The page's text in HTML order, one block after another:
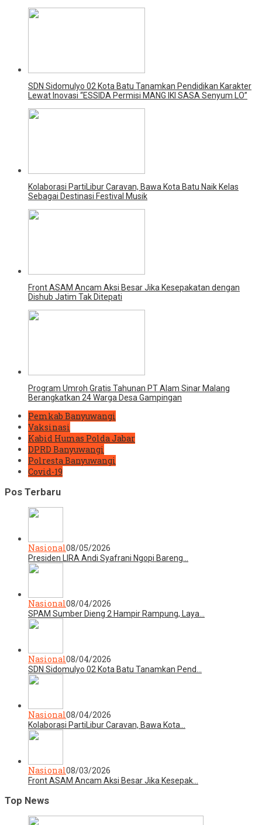
SDN Sidomulyo 02 Kota Batu Tanamkan Pendidikan Karakter
Lewat Inovasi “ESSIDA Permisi MANG IKI SASA Senyum LO”
Kolaborasi PartiLibur Caravan, Bawa Kota Batu Naik Kelas
Sebagai Destinasi Festival Musik
Front ASAM Ancam Aksi Besar Jika Kesepakatan dengan
Dishub Jatim Tak Ditepati
Program Umroh Gratis Tahunan PT Alam Sinar Malang
Berangkatkan 24 Warga Desa Gampingan
Pemkab Banyuwangi
Vaksinasi
Kabid Humas Polda Jabar
DPRD Banyuwangi
Polresta Banyuwangi
Covid-19
Pos Terbaru
Nasional08/05/2026
Presiden LIRA Andi Syafrani Ngopi Bareng…
Nasional08/04/2026
SPAM Sumber Dieng 2 Hampir Rampung, Laya…
Nasional08/04/2026
SDN Sidomulyo 02 Kota Batu Tanamkan Pend…
Nasional08/04/2026
Kolaborasi PartiLibur Caravan, Bawa Kota…
Nasional08/03/2026
Front ASAM Ancam Aksi Besar Jika Kesepak…
Top News